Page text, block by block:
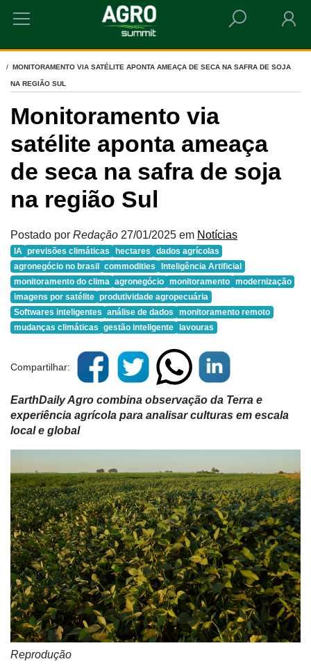
HOME
MONITORAMENTO VIA SATÉLITE APONTA AMEAÇA DE SECA NA SAFRA DE SOJA
NA REGIÃO SUL
Monitoramento via
satélite aponta ameaça
de seca na safra de soja
na região Sul
Postado por Redação 27/01/2025 em Notícias
IA previsões climáticas hectares
dados agrícolas
agronegócio no brasil
commodities
Inteligência Artificial
monitoramento do clima agronegócio monitoramento modernização
imagens por satélite produtividade agropecuária
Softwares inteligentes análise de dados
monitoramento remoto
mudanças climáticas gestão inteligente lavouras
Compartilhar:
EarthDaily Agro combina observação da Terra e
experiência agrícola para analisar culturas em escala
local e global
Reprodução